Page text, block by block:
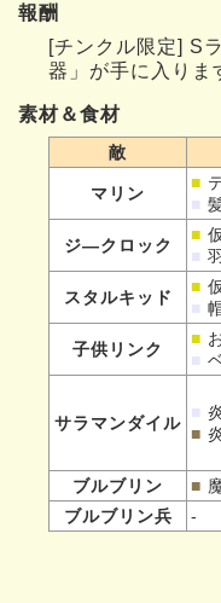
報酬
[チンクル限定] S
器」が手に入りま
素材＆食材
敵
マリン
■
■
ジ—クロック
■
■ 羽
スタルキッド
■
■
子供リンク
■
■
サラマンダイル
■
■
ブルブリン
■
ブルブリン兵
-